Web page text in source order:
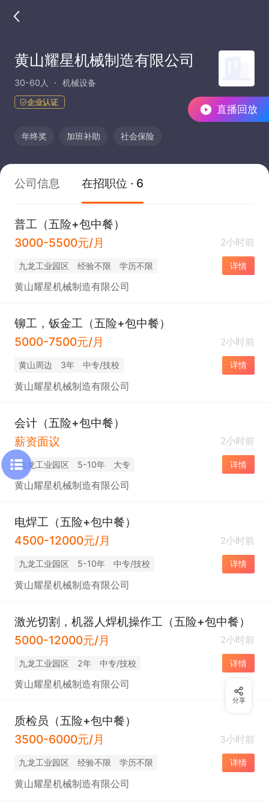
直播回放
黄山耀星机械制造有限公司
30-60人 机械设备
企业认证
年终奖 加班补助 社会保险
公司信息 在招职位 · 6
普工（五险+包中餐）
3000-5500元/月
2小时前
九龙工业园区 经验不限 学历不限 详情
黄山耀星机械制造有限公司
铆工，钣金工（五险+包中餐）
5000-7500元/月
2小时前
黄山周边 3年 中专/技校 详情
黄山耀星机械制造有限公司
会计（五险+包中餐）
薪资面议
2小时前
九龙工业园区 5-10年 大专 详情
黄山耀星机械制造有限公司
电焊工（五险+包中餐）
4500-12000元/月
2小时前
九龙工业园区 5-10年 中专/技校 详情
黄山耀星机械制造有限公司
激光切割，机器人焊机操作工（五险+包中餐）
5000-12000元/月
2小时前
九龙工业园区 2年 中专/技校 详情
黄山耀星机械制造有限公司
质检员（五险+包中餐）
3500-6000元/月
3小时前
九龙工业园区 经验不限 学历不限 详情
黄山耀星机械制造有限公司
分享